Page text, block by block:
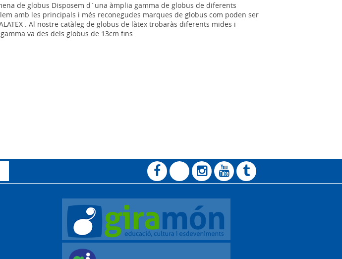
de globus Disposem d´una àmplia gamma de globus de diferents
amb les principals i més reconegudes marques de globus com poden ser
. Al nostre catàleg de globus de làtex trobaràs diferents mides i
va des dels globus de 13cm fins